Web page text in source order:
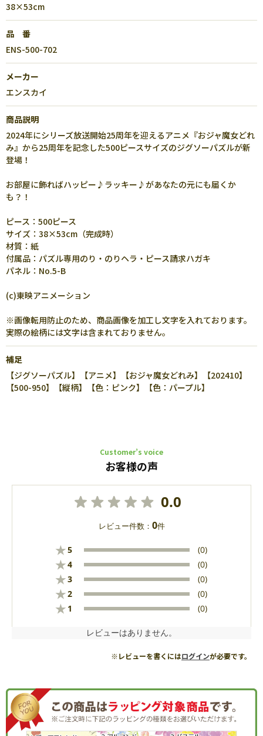
38×53cm
品 番
ENS-500-702
メーカー
エンスカイ
商品説明
2024年にシリーズ放送開始25周年を迎えるアニメ『おジャ魔女どれ
み』から25周年を記念した500ピースサイズのジグソーパズルが新
登場！
お部屋に飾ればハッピー♪ラッキー♪があなたの元にも届くか
も？！
ピース：500ピース
サイズ：38×53cm（完成時）
材質：紙
付属品：パズル専用のり・のりヘラ・ピース請求ハガキ
パネル：No.5-B
(c)東映アニメーション
※画像転用防止のため、商品画像を加工し文字を入れております。
実際の絵柄には文字は含まれておりません。
補足
【ジグソーパズル】【アニメ】【おジャ魔女どれみ】【202410】
【500-950】【縦柄】【色：ピンク】【色：パープル】
Customer’s voice
お客様の声
0.0
レビュー件数： 0件
★5 (0)
★4 (0)
★3 (0)
★2 (0)
★ 1 (0)
レビューはありません。
※レビューを書くにはログインが必要です。